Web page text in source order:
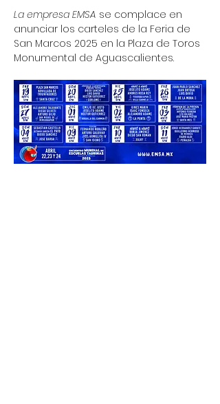
La empresa EMSA se complace en
anunciar los carteles de la Feria de
San Marcos 2025 en la Plaza de Toros
Monumental de Aguascalientes.